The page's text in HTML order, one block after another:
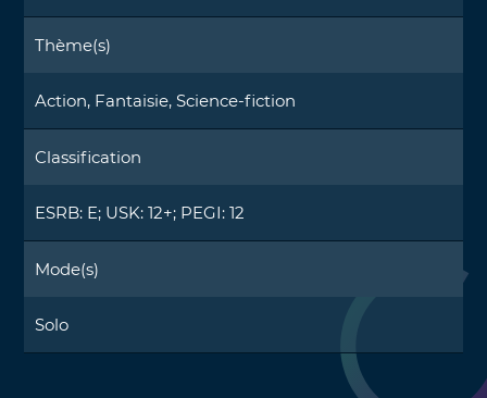
Thème(s)
Action, Fantaisie, Science-fiction
Classification
ESRB: E; USK: 12+; PEGI: 12
Mode(s)
Solo